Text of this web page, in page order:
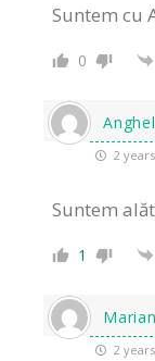
Suntem cu
0
2
Suntem
1
2